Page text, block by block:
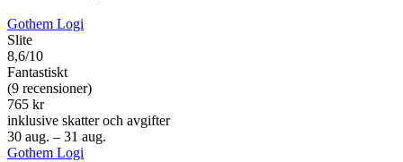
Gothem Logi
Slite
8,6/10
Fantastiskt
(9 recensioner)
765 kr
inklusive skatter och avgifter
30 aug. – 31 aug.
Gothem Logi